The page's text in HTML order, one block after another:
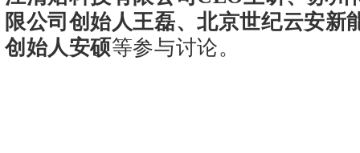
限公司创始人王磊、北京世纪云安新
创始人安硕等参与讨论。